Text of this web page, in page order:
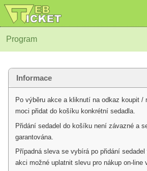
Program
Informace
Po výběru akce a kliknutí na odkaz koupit /
moci přidat do košíku konkrétní sedadla.
Přidání sedadel do košíku není závazné a
garantována.
Případná sleva se vybírá po přidání
akci možné uplatnit slevu pro nákup on-line